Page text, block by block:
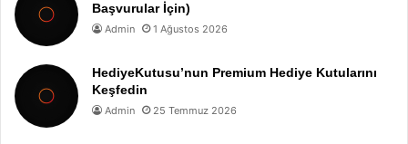
Başvurular İçin)
Admin 1 Ağustos 2026
HediyeKutusu’nun Premium Hediye Kutularını
Keşfedin
Admin 25 Temmuz 2026